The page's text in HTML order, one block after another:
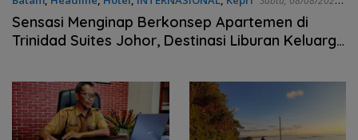
11:47 WIB
Sensasi Menginap Berkonsep Apartemen di
Trinidad Suites Johor, Destinasi Liburan Keluarga